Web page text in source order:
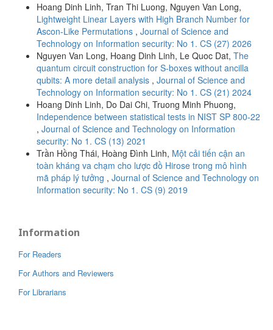
Hoang Dinh Linh, Tran Thi Luong, Nguyen Van Long,
Lightweight Linear Layers with High Branch Number for
Ascon-Like Permutations , Journal of Science and
Technology on Information security: No 1. CS (27) 2026
Nguyen Van Long, Hoang Dinh Linh, Le Quoc Dat, The
quantum circuit construction for S-boxes without ancilla
qubits: A more detail analysis , Journal of Science and
Technology on Information security: No 1. CS (21) 2024
Hoang Dinh Linh, Do Dai Chi, Truong Minh Phuong,
Independence between statistical tests in NIST SP 800-22
, Journal of Science and Technology on Information
security: No 1. CS (13) 2021
Trần Hồng Thái, Hoàng Đình Linh, Một cải tiến cận an
toàn kháng va chạm cho lược đồ Hirose trong mô hình
mã pháp lý tưởng , Journal of Science and Technology on
Information security: No 1. CS (9) 2019
Information
For Readers
For Authors and Reviewers
For Librarians